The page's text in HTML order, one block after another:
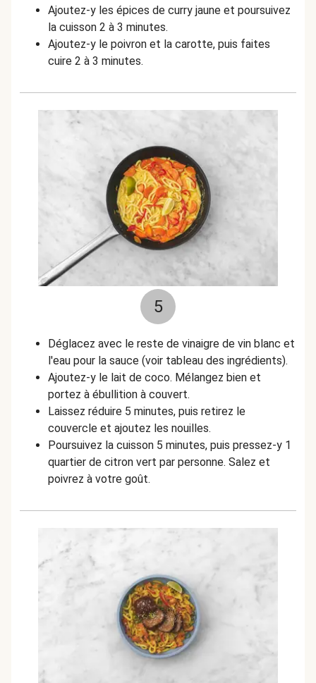
Ajoutez-y les épices de curry jaune et poursuivez
la cuisson 2 à 3 minutes.
Ajoutez-y le poivron et la carotte, puis faites
cuire 2 à 3 minutes.
5
Déglacez avec le reste de vinaigre de vin blanc et
l'eau pour la sauce (voir tableau des ingrédients).
Ajoutez-y le lait de coco. Mélangez bien et
portez à ébullition à couvert.
Laissez réduire 5 minutes, puis retirez le
couvercle et ajoutez les nouilles.
Poursuivez la cuisson 5 minutes, puis pressez-y 1
quartier de citron vert par personne. Salez et
poivrez à votre goût.